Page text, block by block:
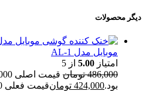
دیگر محصولات
موبایل مدل AL-1
امتیاز 5.00 از 5
486,000 تومان
بود.424,000 تومانقیمت فعلی 424,000 تومان است.